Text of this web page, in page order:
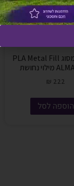
פילמנט מסוג PLA Metal Fill
₪ 222
הוספה לסל